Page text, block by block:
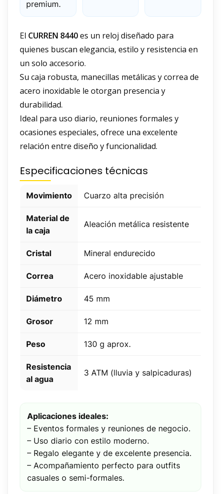
premium.
El CURREN 8440es un reloj diseñado para
quienes buscan elegancia, estilo y resistencia en
un solo accesorio.
Su caja robusta, manecillas metálicas y correa de
acero inoxidable le otorgan presencia y
durabilidad.
Ideal para uso diario, reuniones formales y
ocasiones especiales, ofrece una excelente
relación entre diseño y funcionalidad.
Especificaciones técnicas
Movimiento Cuarzo alta precisión
Material de
la caja
Aleación metálica resistente
Cristal Mineral endurecido
Correa Acero inoxidable ajustable
Diámetro 45 mm
Grosor 12 mm
Peso 130 g aprox.
Resistencia
al agua
3 ATM (lluvia y salpicaduras)
Aplicaciones ideales:
– Eventos formales y reuniones de negocio.
– Uso diario con estilo moderno.
– Regalo elegante y de excelente presencia.
– Acompañamiento perfecto para outfits
casuales o semi-formales.